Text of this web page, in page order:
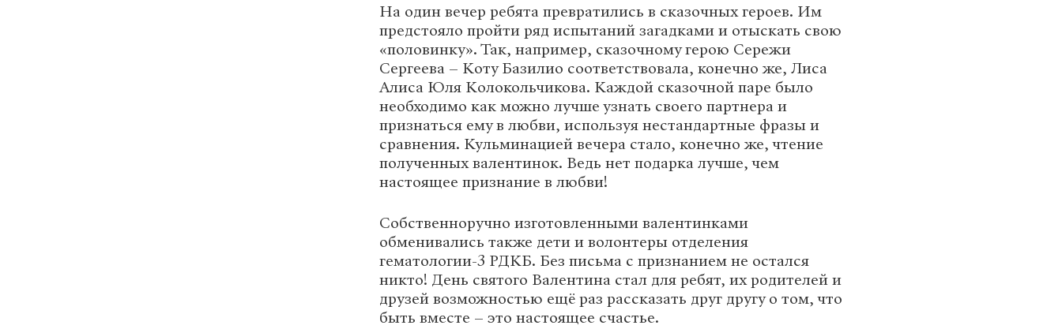
На один вечер ребята превратились в сказочных героев. Им
предстояло пройти ряд испытаний загадками и отыскать свою
«половинку». Так, например, сказочному герою Сережи
Сергеева – Коту Базилио соответствовала, конечно же, Лиса
Алиса Юля Колокольчикова. Каждой сказочной паре было
необходимо как можно лучше узнать своего партнера и
признаться ему в любви, используя нестандартные фразы и
сравнения. Кульминацией вечера стало, конечно же, чтение
полученных валентинок. Ведь нет подарка лучше, чем
настоящее признание в любви!
Собственноручно изготовленными валентинками
обменивались также дети и волонтеры отделения
гематологии-3 РДКБ. Без письма с признанием не остался
никто! День святого Валентина стал для ребят, их родителей и
друзей возможностью ещё раз рассказать друг другу о том, что
быть вместе – это настоящее счастье.